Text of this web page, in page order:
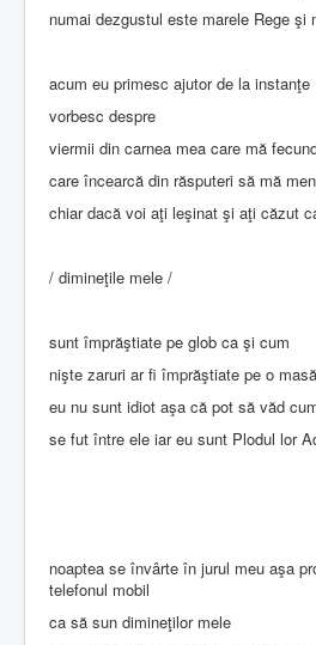
numai dezgustul este marele Rege şi
acum eu primesc ajutor de la instanţe
vorbesc despre
viermii din carnea mea care mă
care încearcă din răsputeri să mă
chiar dacă voi aţi leşinat şi aţi căzut
/ dimineţile mele /
sunt împrăştiate pe glob ca şi cum
nişte zaruri ar fi împrăştiate pe o
eu nu sunt idiot aşa că pot să văd
se fut între ele iar eu sunt Plodul lor
noaptea se învârte în jurul meu aşa
telefonul mobil
ca să sun dimineţilor mele